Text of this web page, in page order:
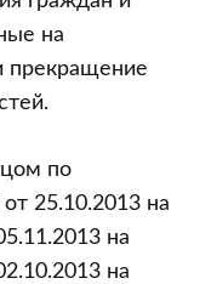
на
прекращение
по
25.10.2013 на
на
на